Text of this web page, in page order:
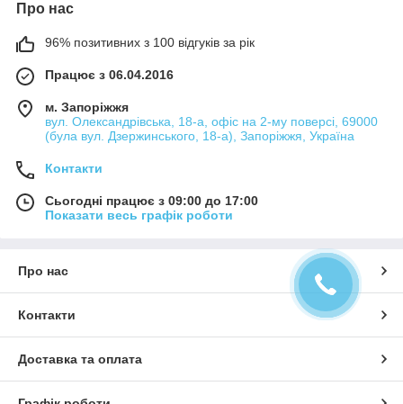
Про нас
96% позитивних з 100 відгуків за рік
Працює з 06.04.2016
м. Запоріжжя
вул. Олександрівська, 18-а, офіс на 2-му поверсі, 69000
(була вул. Дзержинського, 18-а), Запоріжжя, Україна
Контакти
Сьогодні працює з 09:00 до 17:00
Показати весь графік роботи
Про нас
Контакти
Доставка та оплата